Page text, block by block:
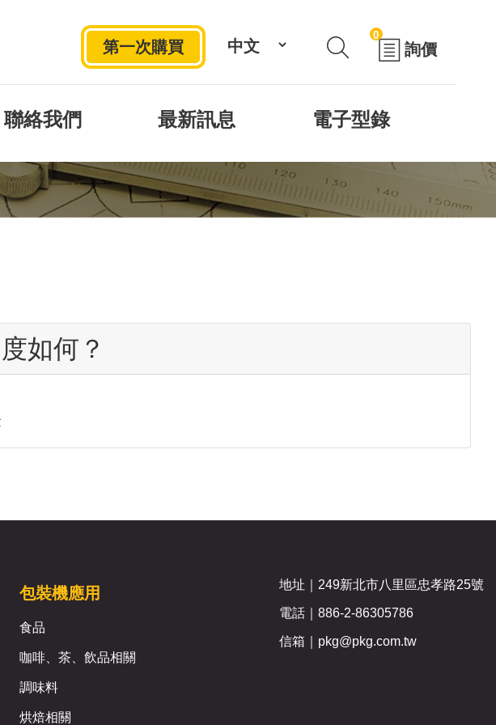
第一次購買
0
詢價
聯絡我們 最新訊息 電子型錄
種
如何？
包裝機應用
食品
咖啡、茶、飲品相關
調味料
烘焙相關
地址｜ 249新北市八里區忠孝路25號
電話｜ 886-2-86305786
信箱｜ pkg@pkg.com.tw